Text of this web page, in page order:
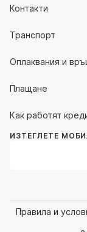
Контакти
Транспорт
Оплаквания и
Плащане
Как работят
ИЗТЕГЛЕТЕ
Правила и